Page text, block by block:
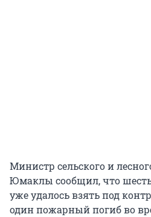
Министр сельского и
Юмаклы сообщил, что
уже удалось взять под
один пожарный погиб во